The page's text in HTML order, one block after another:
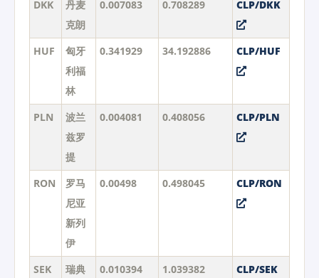
DKK
丹麦
克朗
0.007083 0.708289 CLP/DKK
HUF
匈牙
利福
林
0.341929 34.192886 CLP/HUF
PLN
波兰
兹罗
提
0.004081 0.408056 CLP/PLN
RON
罗马
尼亚
新列
伊
0.00498 0.498045 CLP/RON
SEK
瑞典
0.010394 1.039382 CLP/SEK